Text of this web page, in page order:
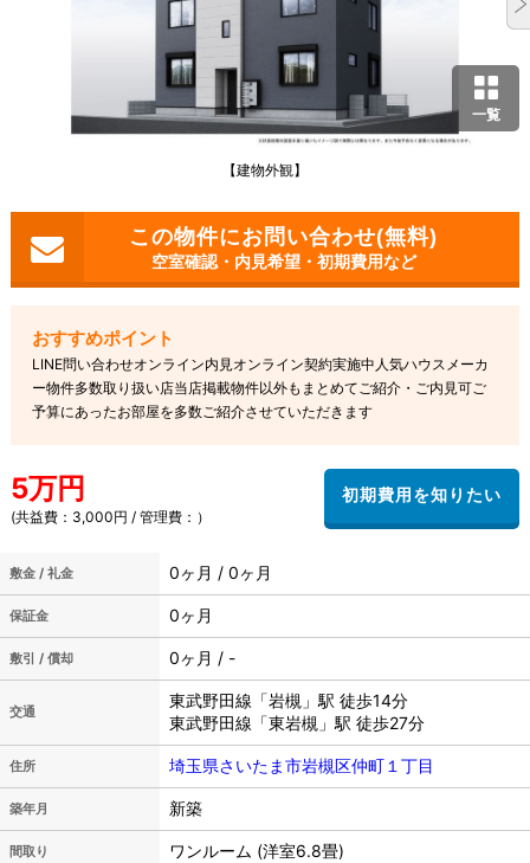
一覧
【建物外観】
空室確認・内見希望・初期費用など
LINE問い合わせオンライン内見オンライン契約実施中人気ハウスメーカ
ー物件多数取り扱い店当店掲載物件以外もまとめてご紹介・ご内見可ご
予算にあったお部屋を多数ご紹介させていただきます
5万円
(共益費：3,000円 / 管理費：）
敷金 / 礼金 0ヶ月 / 0ヶ月
保証金 0ヶ月
敷引 / 償却 0ヶ月 / -
交通
東武野田線「岩槻」駅 徒歩14分
東武野田線「東岩槻」駅 徒歩27分
住所 埼玉県さいたま市岩槻区仲町１丁目
築年月 新築
間取り ワンルーム (洋室6.8畳)